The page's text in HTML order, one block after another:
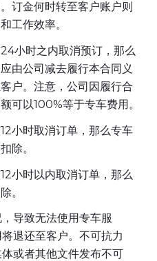
订金何时转至客户账户则
工作效率。
小时之内取消预订，那么
由公司减去履行本合同义
户。注意，公司因履行合
可以100%等于专车费用。
小时取消订单，那么专车
除。
小时以内取消订单，那么
。
导致无法使用专车服
退还至客户。不可抗力
或者其他文件发布不可